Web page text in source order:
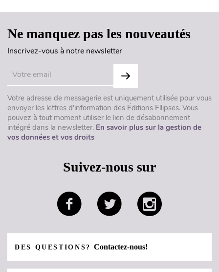
Ne manquez pas les nouveautés
Inscrivez-vous à notre newsletter
Votre adresse de messagerie est uniquement utilisée pour vous
envoyer les lettres d'information des Éditions Ellipses. Vous
pouvez à tout moment utiliser le lien de désabonnement
intégré dans la newsletter. En savoir plus sur la gestion de
vos données et vos droits
Suivez-nous sur
DES QUESTIONS?Contactez-nous!